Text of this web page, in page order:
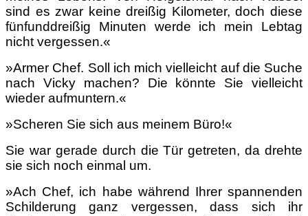
sind es zwar keine dreißig Kilometer, doch diese
fünfunddreißig Minuten werde ich mein Lebtag
nicht vergessen.«
»Armer Chef. Soll ich mich vielleicht auf die Suche
nach Vicky machen? Die könnte Sie vielleicht
wieder aufmuntern.«
»Scheren Sie sich aus meinem Büro!«
Sie war gerade durch die Tür getreten, da drehte
sie sich noch einmal um.
»Ach Chef, ich habe während Ihrer spannenden
Schilderung ganz vergessen, dass sich ihr